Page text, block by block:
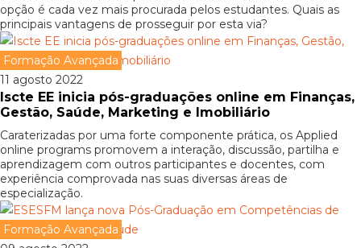
opção é cada vez mais procurada pelos estudantes. Quais as
principais vantagens de prosseguir por esta via?
Formação Avançada
11 agosto 2022
Iscte EE inicia pós-graduações online em Finanças,
Gestão, Saúde, Marketing e Imobiliário
Caraterizadas por uma forte componente prática, os Applied
online programs promovem a interação, discussão, partilha e
aprendizagem com outros participantes e docentes, com
experiência comprovada nas suas diversas áreas de
especialização.
Formação Avançada